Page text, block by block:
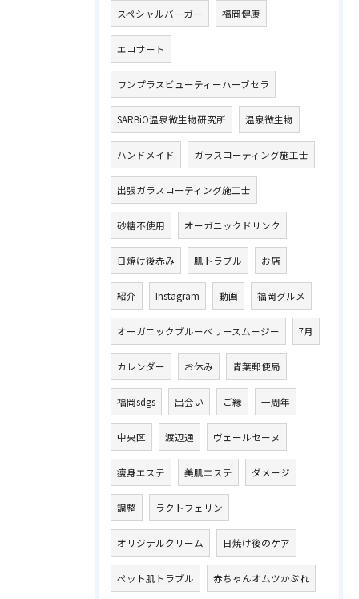
スペシャルバーガー 福岡健康
エコサート
ワンプラスビューティーハーブセラ
SARBiO温泉微生物研究所 温泉微生物
ハンドメイド ガラスコーティング施工士
出張ガラスコーティング施工士
砂糖不使用 オーガニックドリンク
日焼け後赤み 肌トラブル お店
紹介 Instagram 動画 福岡グルメ
オーガニックブルーベリースムージー 7月
カレンダー お休み 青葉郵便局
福岡sdgs 出会い ご縁 一周年
中央区 渡辺通 ヴェールセーヌ
痩身エステ 美肌エステ ダメージ
調整 ラクトフェリン
オリジナルクリーム 日焼け後のケア
ペット肌トラブル 赤ちゃんオムツかぶれ